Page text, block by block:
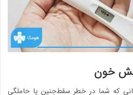
خون
که شما در خطر سقط‌جنین یا حاملگی